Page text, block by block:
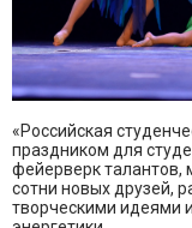
«Российская
праздником для
фейерверк талантов,
сотни новых друзей,
творческими идеями